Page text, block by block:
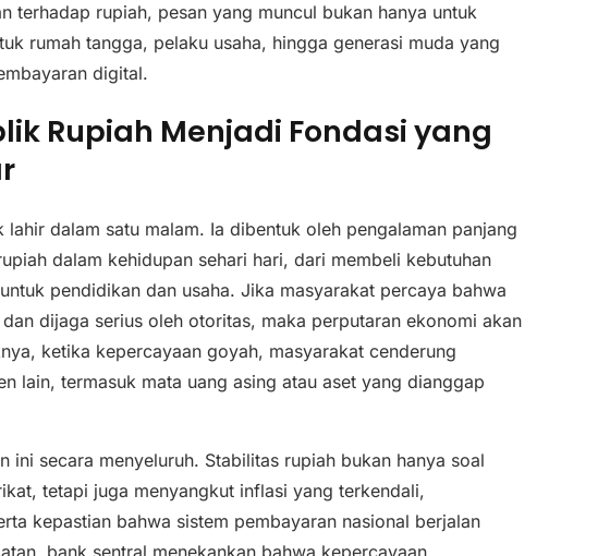
terhadap rupiah, pesan yang muncul bukan hanya untuk
rumah tangga, pelaku usaha, hingga generasi muda yang
digital.
Rupiah Menjadi Fondasi yang
lahir dalam satu malam. Ia dibentuk oleh pengalaman panjang
dalam kehidupan sehari hari, dari membeli kebutuhan
pendidikan dan usaha. Jika masyarakat percaya bahwa
dijaga serius oleh otoritas, maka perputaran ekonomi akan
ketika kepercayaan goyah, masyarakat cenderung
lain, termasuk mata uang asing atau aset yang dianggap
ini secara menyeluruh. Stabilitas rupiah bukan hanya soal
tetapi juga menyangkut inflasi yang terkendali,
kepastian bahwa sistem pembayaran nasional berjalan
bank sentral menekankan bahwa kepercayaan